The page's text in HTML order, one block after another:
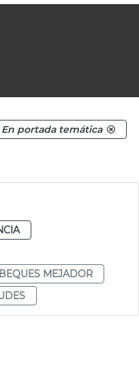
En portada temática
BEQUES MEJADOR